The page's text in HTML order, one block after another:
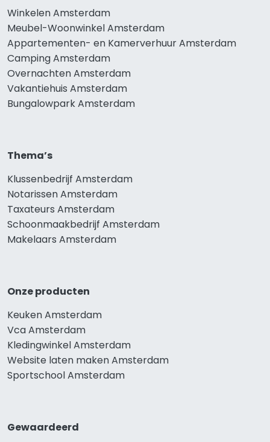
Winkelen Amsterdam
Meubel-Woonwinkel Amsterdam
Appartementen- en Kamerverhuur Amsterdam
Camping Amsterdam
Overnachten Amsterdam
Vakantiehuis Amsterdam
Bungalowpark Amsterdam
Thema’s
Klussenbedrijf Amsterdam
Notarissen Amsterdam
Taxateurs Amsterdam
Schoonmaakbedrijf Amsterdam
Makelaars Amsterdam
Onze producten
Keuken Amsterdam
Vca Amsterdam
Kledingwinkel Amsterdam
Website laten maken Amsterdam
Sportschool Amsterdam
Gewaardeerd